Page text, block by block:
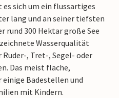
sich um ein flussartiges
lang und an seiner tiefsten
rund 300 Hektar große See
Wasserqualität
, Tret-, Segel- oder
Das meist flache,
Badestellen und
mit Kindern.